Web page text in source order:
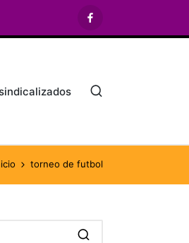
Facebook
torneo de futbol